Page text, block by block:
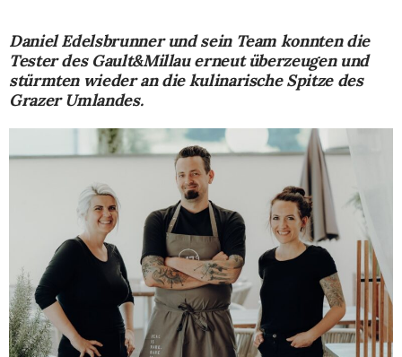
Daniel Edelsbrunner und sein Team konnten die
Tester des Gault&Millau erneut überzeugen und
stürmten wieder an die kulinarische Spitze des
Grazer Umlandes.